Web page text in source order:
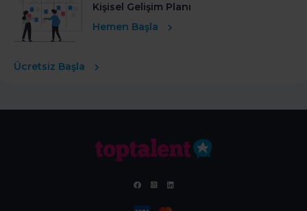
Kişisel Gelişim Planı
Hemen Başla
Ücretsiz Başla